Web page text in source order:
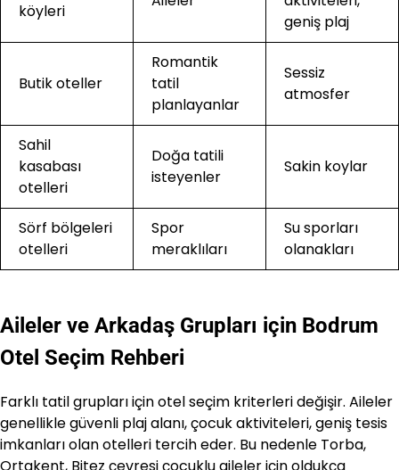
köyleri
geniş plaj
Butik oteller
Romantik
tatil
planlayanlar
Sessiz
atmosfer
Sahil
kasabası
otelleri
Doğa tatili
isteyenler
Sakin koylar
Sörf bölgeleri
otelleri
Spor
meraklıları
Su sporları
olanakları
Aileler ve Arkadaş Grupları için Bodrum
Otel Seçim Rehberi
Farklı tatil grupları için otel seçim kriterleri değişir. Aileler
genellikle güvenli plaj alanı, çocuk aktiviteleri, geniş tesis
imkanları olan otelleri tercih eder. Bu nedenle Torba,